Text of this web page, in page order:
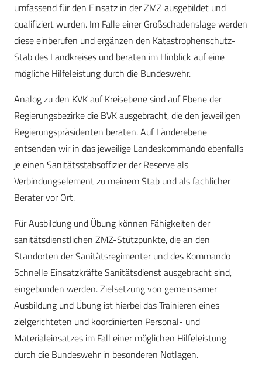
umfassend für den Einsatz in der ZMZ ausgebildet und
qualifiziert wurden. Im Falle einer Großschadenslage werden
diese einberufen und ergänzen den Kata­strophenschutz-
Stab des Landkreises und beraten im Hinblick auf eine
mögliche Hilfeleistung durch die Bundeswehr.
Analog zu den KVK auf Kreisebene sind auf Ebene der
Regierungsbezirke die BVK ausgebracht, die den jeweiligen
Regierungspräsidenten beraten. Auf Länderebene
entsenden wir in das jeweilige Landeskommando ebenfalls
je einen Sanitätsstabsoffizier der Reserve als
Verbindungselement zu meinem Stab und als fachlicher
Berater vor Ort.
Für Ausbildung und Übung können Fähigkeiten der
sanitätsdienstlichen ZMZ-Stützpunkte, die an den
Standorten der Sanitätsregimenter und des Kommando
Schnelle Einsatzkräfte Sanitätsdienst ausgebracht sind,
eingebunden werden. Zielsetzung von gemeinsamer
Ausbildung und Übung ist hierbei das Trainieren eines
zielgerichteten und koordinierten Personal- und
Materialeinsatzes im Fall einer möglichen Hilfeleistung
durch die Bundeswehr in besonderen Notlagen.